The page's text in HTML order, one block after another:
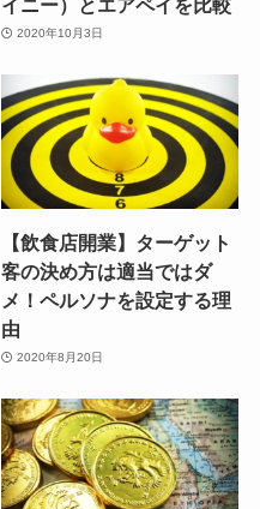
2020年10月3日
【飲食店開業】ターゲット
客の決め方は適当ではダ
メ！ペルソナを設定する理
由
2020年8月20日